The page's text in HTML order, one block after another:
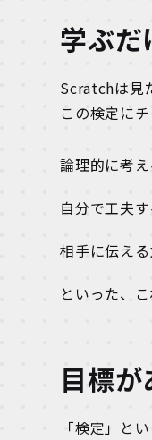
学ぶだ
Scratchは見
この検定に
論理的に考
自分で工夫
相手に伝える
といった、
目標が
「検定」と